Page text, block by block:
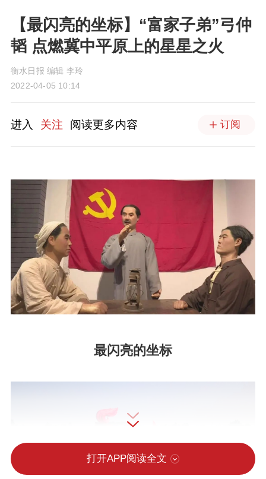
【最闪亮的坐标】“富家子弟”弓仲
韬 点燃冀中平原上的星星之火
衡水日报 编辑 李玲
2022-04-05 10:14
进入 关注 阅读更多内容 订阅
最闪亮的坐标
打开APP阅读全文